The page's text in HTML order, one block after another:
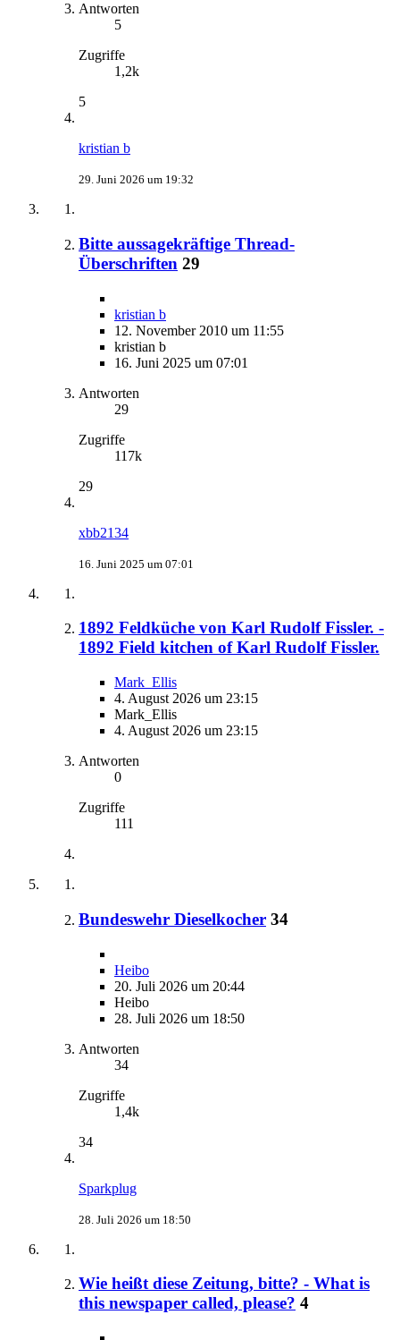
Antworten
5
Zugriffe
1,2k
5
kristian b
29. Juni 2026 um 19:32
Bitte aussagekräftige Thread-
Überschriften 29
kristian b
12. November 2010 um 11:55
kristian b
16. Juni 2025 um 07:01
Antworten
29
Zugriffe
117k
29
xbb2134
16. Juni 2025 um 07:01
1892 Feldküche von Karl Rudolf Fissler. -
1892 Field kitchen of Karl Rudolf Fissler.
Mark_Ellis
4. August 2026 um 23:15
Mark_Ellis
4. August 2026 um 23:15
Antworten
0
Zugriffe
111
Bundeswehr Dieselkocher 34
Heibo
20. Juli 2026 um 20:44
Heibo
28. Juli 2026 um 18:50
Antworten
34
Zugriffe
1,4k
34
Sparkplug
28. Juli 2026 um 18:50
Wie heißt diese Zeitung, bitte? - What is
this newspaper called, please? 4